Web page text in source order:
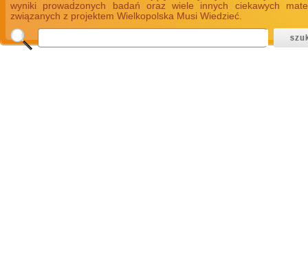
wyniki prowadzonych badań oraz wiele innych ciekawych
związanych z projektem Wielkopolska Musi Wiedzieć.